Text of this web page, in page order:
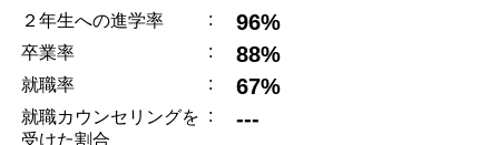
２年生への進学率 : 96%
卒業率 : 88%
就職率 : 67%
就職カウンセリングを
受けた割合
: ---